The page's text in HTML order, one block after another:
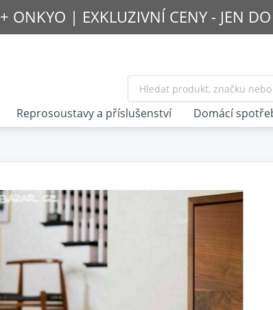
+ ONKYO | EXKLUZIVNÍ CENY - JEN
Reprosoustavy a příslušenství Domácí